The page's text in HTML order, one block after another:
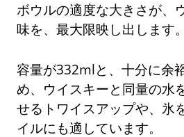
ボウルの適度な大きさが、
味を、最大限映し出します。
容量が332mlと、十分に余
め、ウイスキーと同量の水
せるトワイスアップや、氷
イルにも適しています。